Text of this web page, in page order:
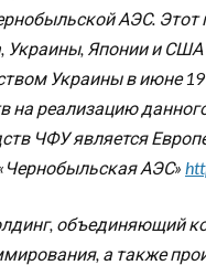
АЭС.
Украины, Японии и
Украины в июне
на реализацию
ЧФУ является
АЭС»
объединяющий
а также